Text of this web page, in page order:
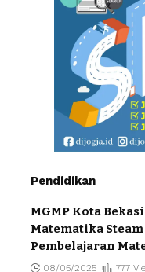
Pendidikan
MGMP Kota
Matematika
Pembelajaran
08/05/2025 777